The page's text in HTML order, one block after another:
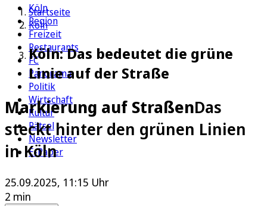
Köln
Region
Freizeit
Restaurants
FC
Panorama
Politik
Wirtschaft
Kultur
Rätsel
Newsletter
E-Paper
Startseite
Köln
Köln: Das bedeutet die grüne
Linie auf der Straße
Markierung auf StraßenDas
steckt hinter den grünen Linien
in Köln
25.09.2025, 11:15 Uhr
2 min